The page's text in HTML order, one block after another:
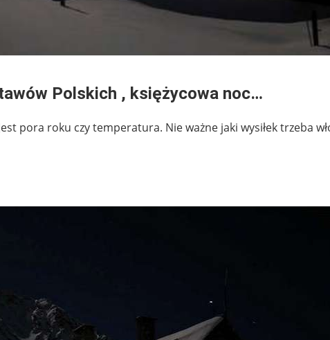
Polskich , księżycowa noc…
pora roku czy temperatura. Nie ważne jaki wysiłek trzeba